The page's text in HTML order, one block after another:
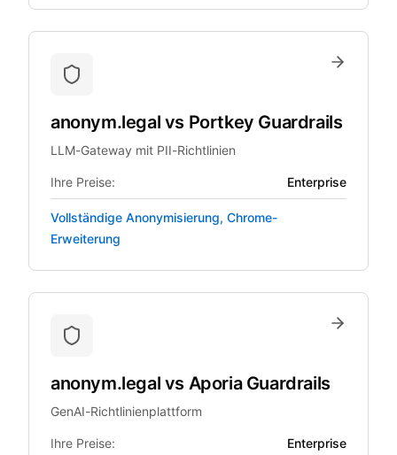
anonym.legal vs Portkey Guardrails
LLM-Gateway mit PII-Richtlinien
Ihre Preise: Enterprise
Vollständige Anonymisierung, Chrome-
Erweiterung
anonym.legal vs Aporia Guardrails
GenAI-Richtlinienplattform
Ihre Preise: Enterprise